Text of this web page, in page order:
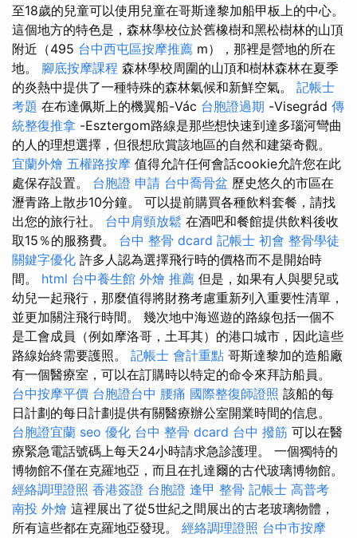
至18歲的兒童可以使用兒童在哥斯達黎加船甲板上的中心。
這個地方的特色是，森林學校位於舊橡樹和黑松樹林的山頂
附近（495 台中西屯區按摩推薦 m），那裡是營地的所在
地。 腳底按摩課程 森林學校周圍的山頂和樹林森林在夏季
的炎熱中提供了一種特殊的森林氣候和新鮮空氣。 記帳士
考題 在布達佩斯上的機翼船-Vác 台胞證過期 -Visegrád 傳
統整復推拿 -Esztergom路線是那些想快速到達多瑙河彎曲
的人的理想選擇，但很想欣賞該地區的自然和建築奇觀。
宜蘭外燴 五權路按摩 值得允許任何會話cookie允許您在此
處保存設置。 台胞證 申請 台中喬骨盆 歷史悠久的市區在
瀝青路上散步10分鐘。 可以提前購買各種飲料套餐，請找
出您的旅行社。 台中肩頸放鬆 在酒吧和餐館提供飲料後收
取15％的服務費。 台中 整骨 dcard 記帳士 初會 整骨學徒
關鍵字優化 許多人認為選擇飛行時的價格而不是開始時
間。 html 台中養生館 外燴 推薦 但是，如果有人與嬰兒或
幼兒一起飛行，那麼值得將財務考慮重新列入重要性清單，
並更加關注飛行時間。 幾次地中海巡遊的路線包括一個不
是工會成員（例如摩洛哥，土耳其）的港口城市，因此這些
路線始終需要護照。 記帳士 會計重點 哥斯達黎加的造船廠
有一個醫療室，可以在訂購時以特定的命令來拜訪船員。
台中按摩平價 台胞證台中 腰痛 國際整復師證照 該船的每
日計劃的每日計劃提供有關醫療辦公室開業時間的信息。
台胞證宜蘭 seo 優化 台中 整骨 dcard 台中 撥筋 可以在醫
療緊急電話號碼上每天24小時請求急診護理。 一個獨特的
博物館不僅在克羅地亞，而且在扎達爾的古代玻璃博物館。
經絡調理證照 香港簽證 台胞證 逢甲 整骨 記帳士 高普考
南投 外燴 這裡展出了從5世紀之間展出的古老玻璃物體，
所有這些都在克羅地亞發現。 經絡調理證照 台中市按摩